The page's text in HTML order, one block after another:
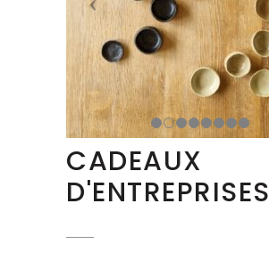
CADEAUX
D'ENTREPRISES